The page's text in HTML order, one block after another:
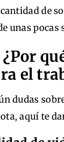
de
unas pocas
¿Por
el
dudas
aquí te